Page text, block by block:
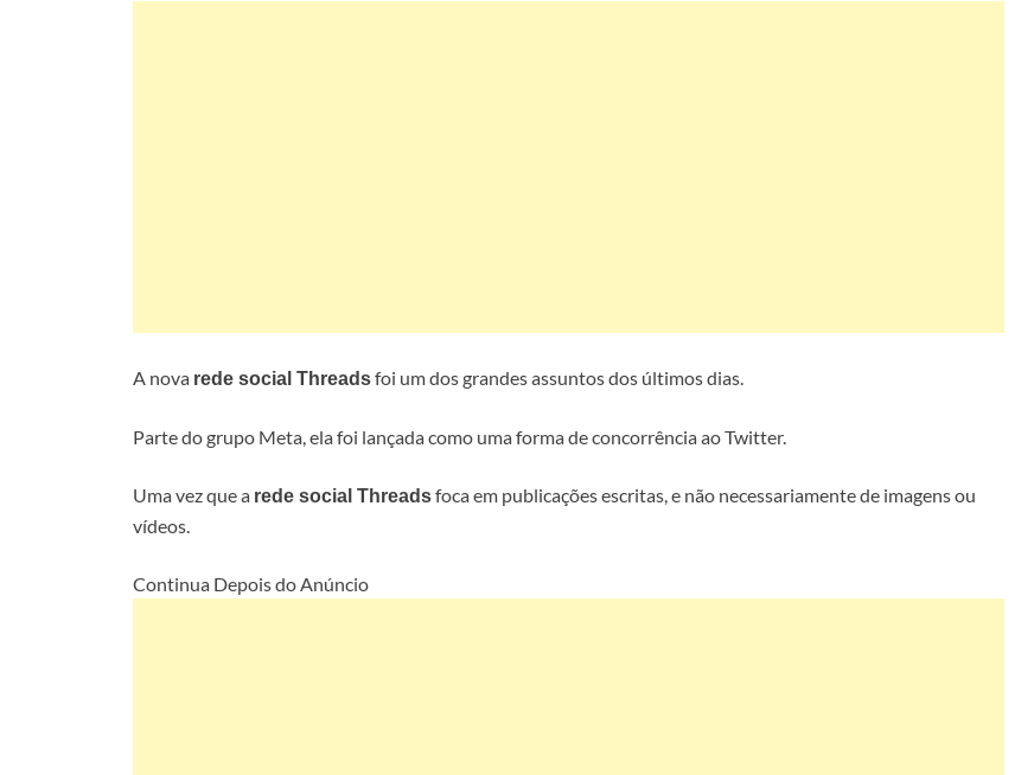
A nova rede social Threadsfoi um dos grandes assuntos dos últimos dias.
Parte do grupo Meta, ela foi lançada como uma forma de concorrência ao Twitter.
Uma vez que a rede social Threadsfoca em publicações escritas, e não necessariamente de imagens ou
vídeos.
Continua Depois do Anúncio